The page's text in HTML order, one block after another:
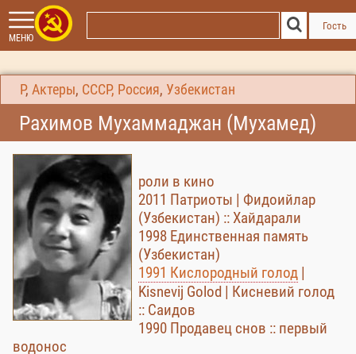
МЕНЮ
Гость
Р, Актеры, СССР, Россия, Узбекистан
Рахимов Мухаммаджан (Мухамед)
роли в кино
2011 Патриоты | Фидоийлар
(Узбекистан) :: Хайдарали
1998 Единственная память
(Узбекистан)
1991 Кислородный голод |
Kisnevij Golod | Кисневий голод
:: Саидов
1990 Продавец снов :: первый
водонос